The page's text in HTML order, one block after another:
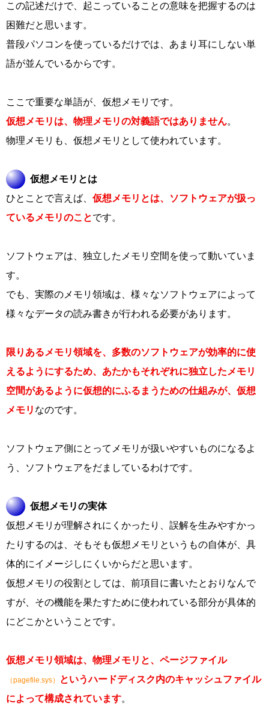
この記述だけで、起こっていることの意味を把握するのは
困難だと思います。
普段パソコンを使っているだけでは、あまり耳にしない単
語が並んでいるからです。
ここで重要な単語が、仮想メモリです。
仮想メモリは、物理メモリの対義語ではありません。
物理メモリも、仮想メモリとして使われています。
仮想メモリとは
ひとことで言えば、 仮想メモリとは、ソフトウェアが扱っ
ているメモリのことです。
ソフトウェアは、独立したメモリ空間を使って動いていま
す。
でも、実際のメモリ領域は、様々なソフトウェアによって
様々なデータの読み書きが行われる必要があります。
限りあるメモリ領域を、多数のソフトウェアが効率的に使
えるようにするため、あたかもそれぞれに独立したメモリ
空間があるように仮想的にふるまうための仕組みが、仮想
メモリ なのです。
ソフトウェア側にとってメモリが扱いやすいものになるよ
う、ソフトウェアをだましているわけです。
仮想メモリの実体
仮想メモリが理解されにくかったり、誤解を生みやすかっ
たりするのは、そもそも仮想メモリというもの自体が、具
体的にイメージしにくいからだと思います。
仮想メモリの役割としては、前項目に書いたとおりなんで
すが、その機能を果たすために使われている部分が具体的
にどこかということです。
仮想メモリ領域は、物理メモリと、ページファイル
（pagefile.sys）
というハードディスク内のキャッシュファイル
によって構成されています。